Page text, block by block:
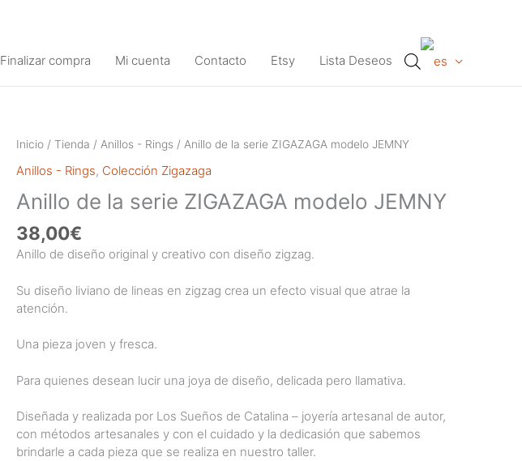
Finalizar compra Mi cuenta Contacto Etsy Lista Deseos
Inicio / Tienda / Anillos - Rings / Anillo de la serie ZIGAZAGA modelo JEMNY
Anillos - Rings, Colección Zigazaga
Anillo de la serie ZIGAZAGA modelo JEMNY
38,00€
Anillo de diseño original y creativo con diseño zigzag.
Su diseño liviano de lineas en zigzag crea un efecto visual que atrae la
atención.
Una pieza joven y fresca.
Para quienes desean lucir una joya de diseño, delicada pero llamativa.
Diseñada y realizada por Los Sueños de Catalina – joyería artesanal de autor,
con métodos artesanales y con el cuidado y la dedicasión que sabemos
brindarle a cada pieza que se realiza en nuestro taller.